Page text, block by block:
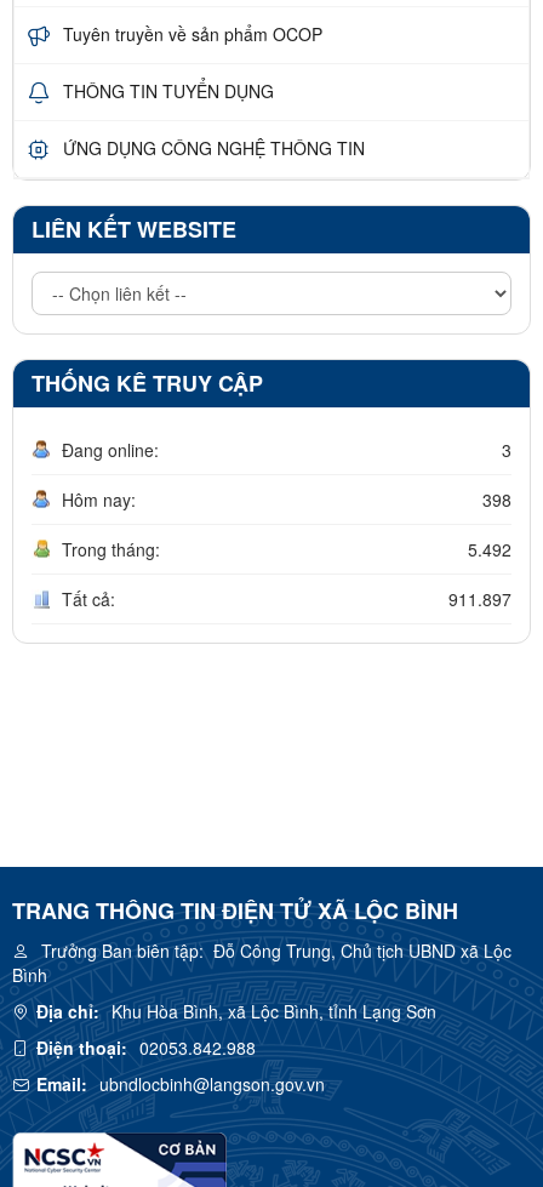
Tuyên truyền về sản phẩm OCOP
THÔNG TIN TUYỂN DỤNG
ỨNG DỤNG CÔNG NGHỆ THÔNG TIN
LIÊN KẾT WEBSITE
THỐNG KÊ TRUY CẬP
Đang online: 3
Hôm nay: 398
Trong tháng: 5.492
Tất cả: 911.897
TRANG THÔNG TIN ĐIỆN TỬ XÃ LỘC BÌNH
Trưởng Ban biên tập:Đỗ Công Trung, Chủ tịch UBND xã Lộc
Bình
Địa chỉ: Khu Hòa Bình, xã Lộc Bình, tỉnh Lạng Sơn
Điện thoại: 02053.842.988
Email: ubndlocbinh@langson.gov.vn